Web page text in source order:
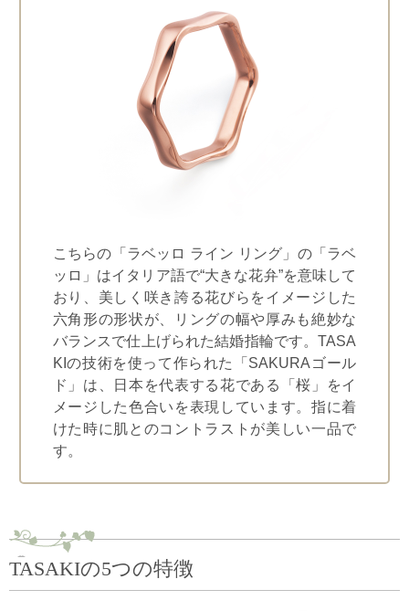
こちらの「ラベッロ ライン リング」の「ラベ
ッロ」はイタリア語で“大きな花弁”を意味して
おり、美しく咲き誇る花びらをイメージした
六角形の形状が、リングの幅や厚みも絶妙な
バランスで仕上げられた結婚指輪です。TASA
KIの技術を使って作られた「SAKURAゴール
ド」は、日本を代表する花である「桜」をイ
メージした色合いを表現しています。指に着
けた時に肌とのコントラストが美しい一品で
す。
TASAKIの5つの特徴